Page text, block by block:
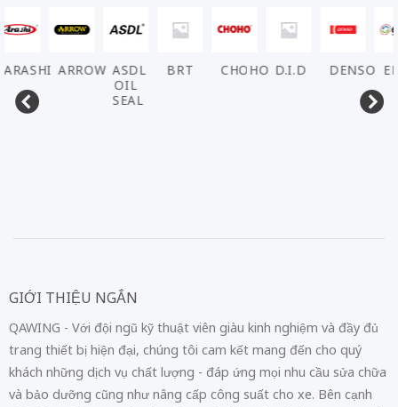
ARROW ASDL
OIL
SEAL
BRT CHOHO D.I.D DENSO
GIỚI THIỆU NGẮN
QAWING - Với đội ngũ kỹ thuật viên giàu kinh nghiệm và đầy đủ
trang thiết bị hiện đại, chúng tôi cam kết mang đến cho quý
khách những dịch vụ chất lượng - đáp ứng mọi nhu cầu sửa chữa
và bảo dưỡng cũng như nâng cấp công suất cho xe. Bên cạnh